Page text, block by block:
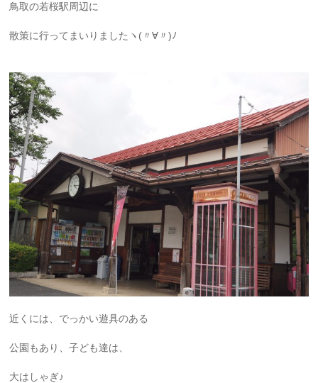
鳥取の若桜駅周辺に
散策に行ってまいりましたヽ(〃∀〃)ﾉ
近くには、でっかい遊具のある
公園もあり、子ども達は、
大はしゃぎ♪